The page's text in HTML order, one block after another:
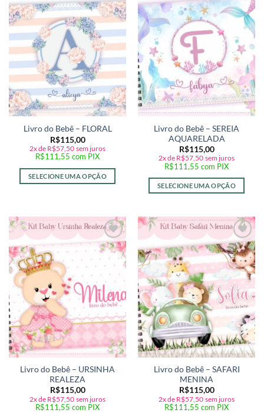
Adicionar
a lista de
desejos
Livro do Bebê – FLORAL
R$115,00
2x de R$57,50 sem juros
R$111,55 com PIX
SELECIONE UMA OPÇÃO
Adicionar
a lista de
desejos
Livro do Bebê – SEREIA
AQUARELADA
R$115,00
2x de R$57,50 sem juros
R$111,55 com PIX
SELECIONE UMA OPÇÃO
Adicionar
a lista de
Livro do Bebê – URSINHA
REALEZA
R$115,00
2x de R$57,50 sem juros
R$111,55 com PIX
Adicionar
a lista de
desejos
Livro do Bebê – SAFARI
MENINA
R$115,00
2x de R$57,50 sem juros
R$111,55 com PIX